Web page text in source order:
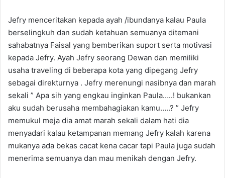
Jefry menceritakan kepada ayah /ibundanya kalau Paula
berselingkuh dan sudah ketahuan semuanya ditemani
sahabatnya Faisal yang bemberikan suport serta motivasi
kepada Jefry. Ayah Jefry seorang Dewan dan memiliki
usaha traveling di beberapa kota yang dipegang Jefry
sebagai direkturnya . Jefry merenungi nasibnya dan marah
sekali ” Apa sih yang engkau inginkan Paula…..! bukankan
aku sudah berusaha membahagiakan kamu…..? ” Jefry
memukul meja dia amat marah sekali dalam hati dia
menyadari kalau ketampanan memang Jefry kalah karena
mukanya ada bekas cacat kena cacar tapi Paula juga sudah
menerima semuanya dan mau menikah dengan Jefry.